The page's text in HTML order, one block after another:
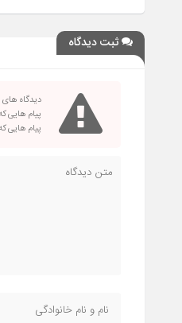
ثبت دیدگاه
دیدگاه
پیام هایی
پیام هایی